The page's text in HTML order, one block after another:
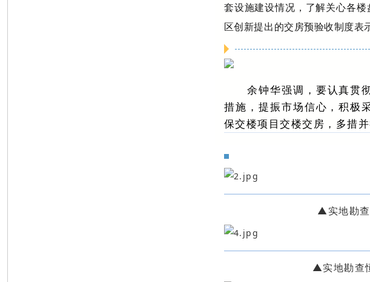
套设施建设情况，了解关心各
区创新提出的交房预验收制度表
余钟华强调，要认真贯
措施，提振市场信心，积极
保交楼项目交楼交房，多措
▲实地勘
▲实地勘查